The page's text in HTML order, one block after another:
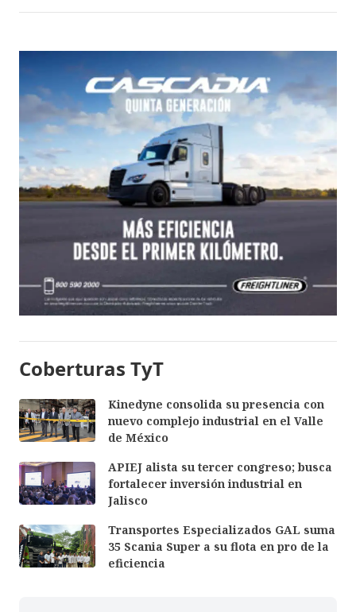
Coberturas TyT
Kinedyne consolida su presencia con
nuevo complejo industrial en el Valle
de México
APIEJ alista su tercer congreso; busca
fortalecer inversión industrial en
Jalisco
Transportes Especializados GAL suma
35 Scania Super a su flota en pro de la
eficiencia